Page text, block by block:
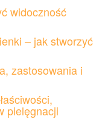
widoczność
– jak stworzyć
zastosowania i
pielęgnacji